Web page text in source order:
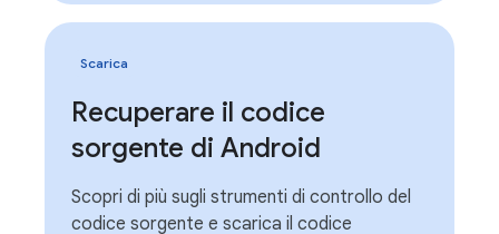
Scarica
Recuperare il codice
sorgente di Android
Scopri di più sugli strumenti di controllo del
codice sorgente e scarica il codice